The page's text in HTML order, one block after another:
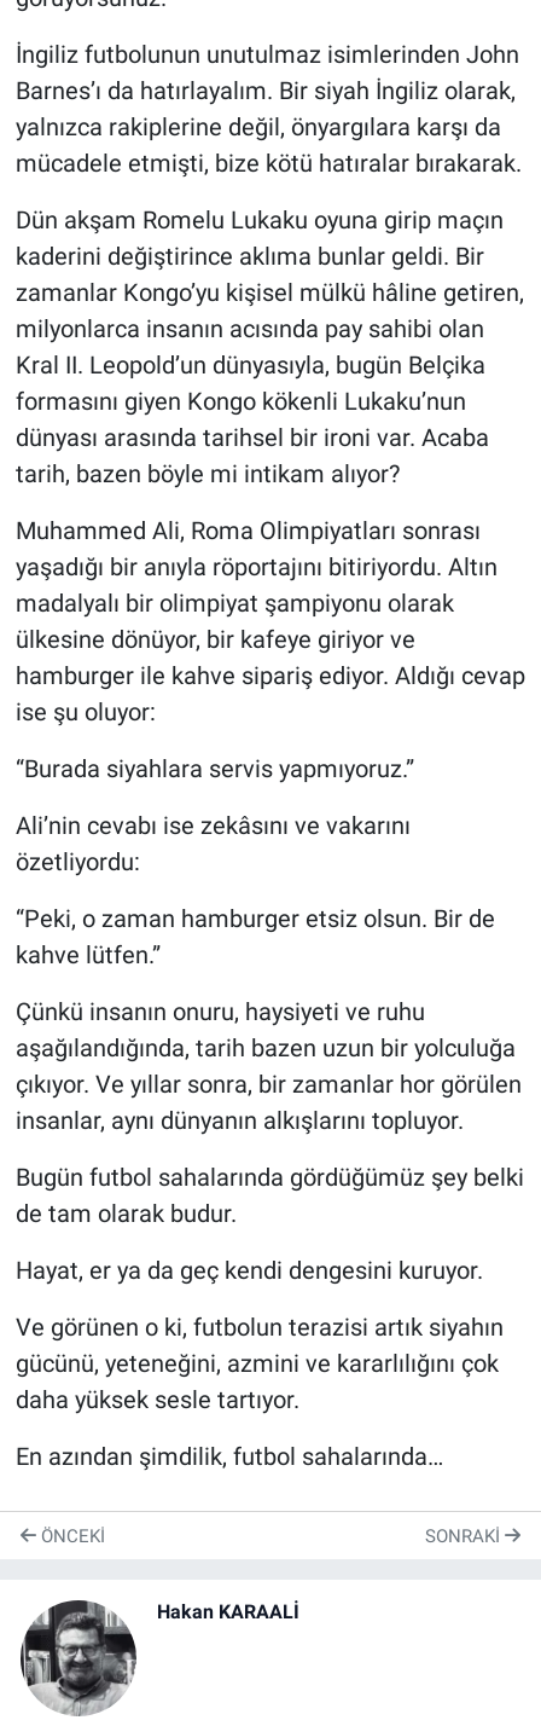
İngiliz futbolunun unutulmaz isimlerinden John
Barnes’ı da hatırlayalım. Bir siyah İngiliz olarak,
yalnızca rakiplerine değil, önyargılara karşı da
mücadele etmişti, bize kötü hatıralar bırakarak.
Dün akşam Romelu Lukaku oyuna girip maçın
kaderini değiştirince aklıma bunlar geldi. Bir
zamanlar Kongo’yu kişisel mülkü hâline getiren,
milyonlarca insanın acısında pay sahibi olan
Kral II. Leopold’un dünyasıyla, bugün Belçika
formasını giyen Kongo kökenli Lukaku’nun
dünyası arasında tarihsel bir ironi var. Acaba
tarih, bazen böyle mi intikam alıyor?
Muhammed Ali, Roma Olimpiyatları sonrası
yaşadığı bir anıyla röportajını bitiriyordu. Altın
madalyalı bir olimpiyat şampiyonu olarak
ülkesine dönüyor, bir kafeye giriyor ve
hamburger ile kahve sipariş ediyor. Aldığı cevap
ise şu oluyor:
“Burada siyahlara servis yapmıyoruz.”
Ali’nin cevabı ise zekâsını ve vakarını
özetliyordu:
“Peki, o zaman hamburger etsiz olsun. Bir de
kahve lütfen.”
Çünkü insanın onuru, haysiyeti ve ruhu
aşağılandığında, tarih bazen uzun bir yolculuğa
çıkıyor. Ve yıllar sonra, bir zamanlar hor görülen
insanlar, aynı dünyanın alkışlarını topluyor.
Bugün futbol sahalarında gördüğümüz şey belki
de tam olarak budur.
Hayat, er ya da geç kendi dengesini kuruyor.
Ve görünen o ki, futbolun terazisi artık siyahın
gücünü, yeteneğini, azmini ve kararlılığını çok
daha yüksek sesle tartıyor.
En azından şimdilik, futbol sahalarında…
ÖNCEKI SONRAKI
Hakan KARAALİ